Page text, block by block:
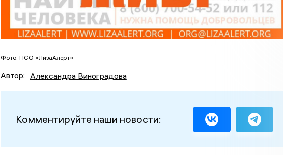
Фото: ПСО «ЛизаАлерт»
Автор: Александра Виноградова
Комментируйте наши новости: